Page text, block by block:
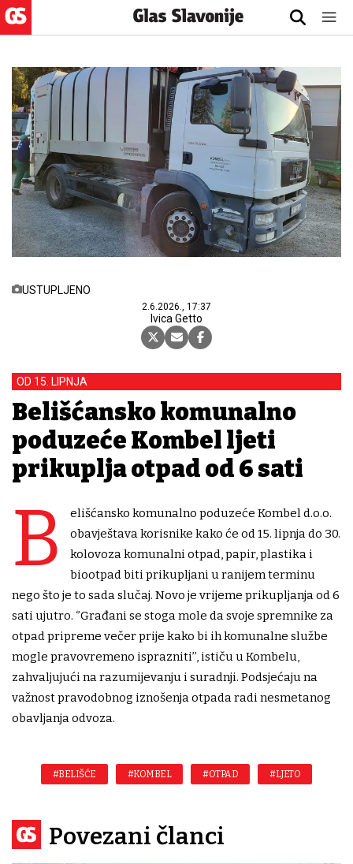
USTUPLJENO
2.6.2026., 17:37
Ivica Getto
OD 15. LIPNJA
Belišćansko komunalno
poduzeće Kombel ljeti
prikuplja otpad od 6 sati
B
elišćansko komunalno poduzeće Kombel d.o.o.
obavještava korisnike kako će od 15. lipnja do 30.
kolovoza komunalni otpad, papir, plastika i
biootpad biti prikupljani u ranijem terminu
nego što je to sada slučaj. Novo je vrijeme prikupljanja od 6
sati ujutro. ‘’Građani se stoga mole da svoje spremnike za
otpad pripreme večer prije kako bi ih komunalne službe
mogle pravovremeno isprazniti’’, ističu u Kombelu,
zahvaljujući na razumijevanju i suradnji. Podsjećaju na
važnost pravodobnog iznošenja otpada radi nesmetanog
obavljanja odvoza.
#BELIŠĆE #KOMBEL #OTPAD #LJETO
Povezani članci